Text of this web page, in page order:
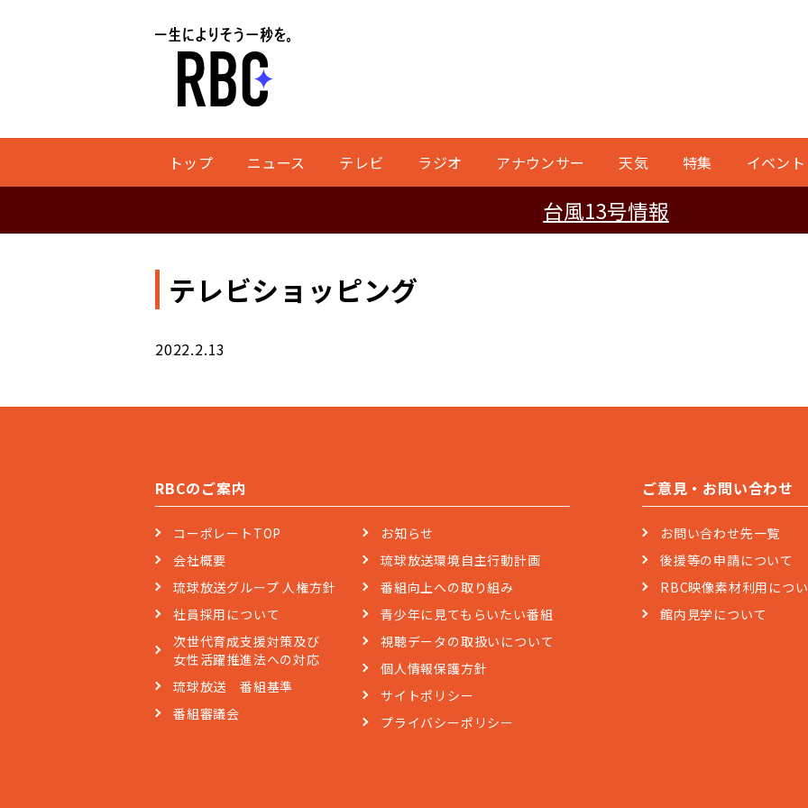
トップ ニュース テレビ ラジオ アナウンサー 天気 特集 イベント
台風13号情報
テレビショッピング
2022.2.13
RBCのご案内
コーポレートTOP
会社概要
琉球放送グループ 人権方針
社員採用について
次世代育成支援対策及び
女性活躍推進法への対応
琉球放送 番組基準
番組審議会
お知らせ
琉球放送環境自主行動計画
番組向上への取り組み
青少年に見てもらいたい番組
視聴データの取扱いについて
個人情報保護方針
サイトポリシー
プライバシーポリシー
ご意見・お問い合わせ
お問い合わせ先一覧
後援等の申請について
RBC映像素材利用につ
館内見学について